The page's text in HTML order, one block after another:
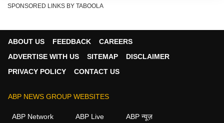
इंडस्ट्री के लिए सुरक्षा की स्थिति अभी भी अस्थिर बनी हुई है.
Continues below advertisement
SPONSORED LINKS BY TABOOLA
ABOUT US FEEDBACK
CAREERS
ADVERTISE WITH US
SITEMAP
DISCLAIMER
PRIVACY POLICY
CONTACT US
ABP NEWS GROUP WEBSITES
ABP Network ABP Live ABP न्यूज़